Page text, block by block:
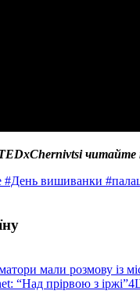
#День вишиванки
мали розмову
“Над прірвою з іржі”4